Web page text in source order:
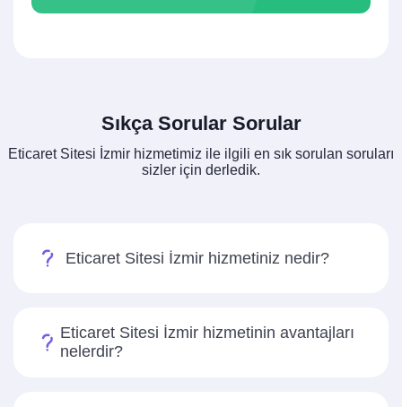
Sıkça Sorular Sorular
Eticaret Sitesi İzmir hizmetimiz ile ilgili en sık sorulan soruları
sizler için derledik.
Eticaret Sitesi İzmir hizmetiniz nedir?
Eticaret Sitesi İzmir hizmetinin avantajları
nelerdir?